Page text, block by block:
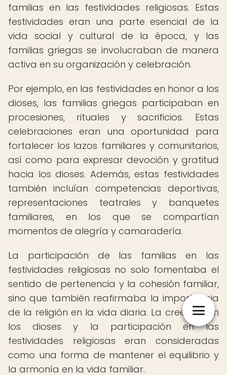
familias en las festividades religiosas. Estas
festividades eran una parte esencial de la
vida social y cultural de la época, y las
familias griegas se involucraban de manera
activa en su organización y celebración.
Por ejemplo, en las festividades en honor a los
dioses, las familias griegas participaban en
procesiones, rituales y sacrificios. Estas
celebraciones eran una oportunidad para
fortalecer los lazos familiares y comunitarios,
así como para expresar devoción y gratitud
hacia los dioses. Además, estas festividades
también incluían competencias deportivas,
representaciones teatrales y banquetes
familiares, en los que se compartían
momentos de alegría y camaradería.
La participación de las familias en las
festividades religiosas no solo fomentaba el
sentido de pertenencia y la cohesión familiar,
sino que también reafirmaba la importancia
de la religión en la vida diaria. La creencia en
los dioses y la participación en las
festividades religiosas eran consideradas
como una forma de mantener el equilibrio y
la armonía en la vida familiar.